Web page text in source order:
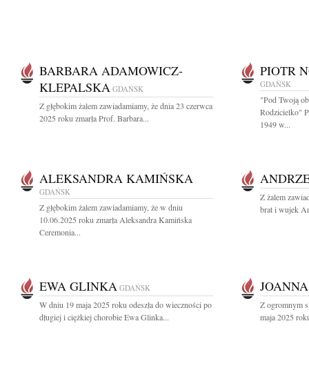
BARBARA ADAMOWICZ-
KLEPALSKA GDAŃSK
Z głębokim żalem zawiadamiamy, że dnia 23 czerwca
2025 roku zmarła Prof. Barbara...
PIOTR
GDAŃSK
"Pod Twoją
Rodzicielko"
1949 w...
ALEKSANDRA KAMIŃSKA
GDAŃSK
Z głębokim żalem zawiadamiamy, że w dniu
10.06.2025 roku zmarła Aleksandra Kamińska
Ceremonia...
Z żalem
brat i wujek
EWA GLINKA GDAŃSK
W dniu 19 maja 2025 roku odeszła do wieczności po
długiej i ciężkiej chorobie Ewa Glinka...
Z ogromnym
maja 2025